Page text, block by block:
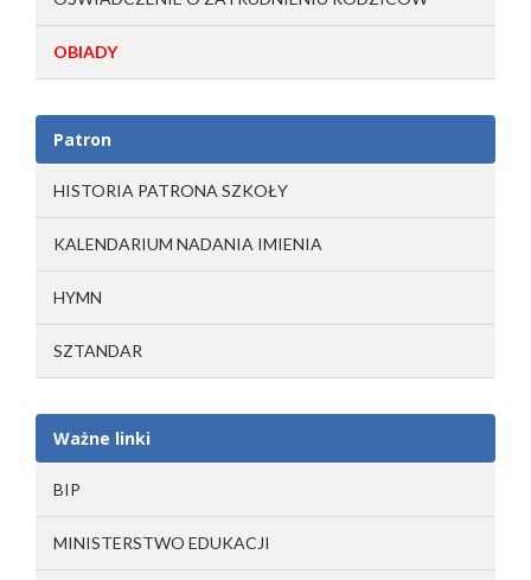
OBIADY
Patron
HISTORIA PATRONA SZKOŁY
KALENDARIUM NADANIA IMIENIA
HYMN
SZTANDAR
Ważne linki
BIP
MINISTERSTWO EDUKACJI